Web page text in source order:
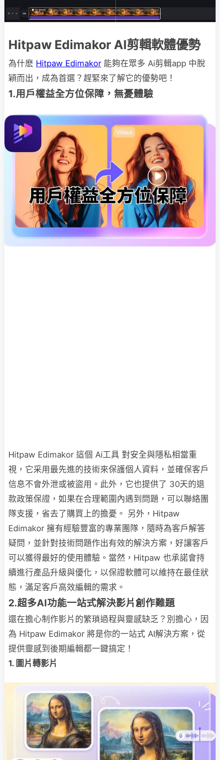
Hitpaw Edimakor AI剪輯軟體優勢
為什麽 Hitpaw Edimakor 能夠在眾多 Ai剪輯app 中脫
穎而出，成為首選？趕緊來了解它的優勢吧！
1.用戶權益全方位保障，無憂體驗
Hitpaw Edimakor 這個 Ai工具 對安全與隱私相當重
視，它采用最先進的技術來保護個人資料，並確保客戶
信息不會外泄或被盜用。此外，它也提供了 30天的退
款政策保證，如果在合理範圍內遇到問題，可以聯絡團
隊支援，省去了購買上的擔憂。 另外，Hitpaw
Edimakor 擁有經驗豐富的專業團隊，隨時為客戶解答
疑問，並針對技術問題作出有效的解決方案，好讓客戶
可以獲得最好的使用體驗。當然，Hitpaw 也承諾會持
續進行產品升級與優化，以保證軟體可以維持在最佳狀
態，滿足客戶高效編輯的需求。
2.超多AI功能一站式解決影片創作難題
還在擔心制作影片的繁瑣過程與靈感缺乏？別擔心，因
為 Hitpaw Edimakor 將是你的一站式 AI解決方案，從
提供靈感到後期編輯都一鍵搞定！
1. 圖片轉影片